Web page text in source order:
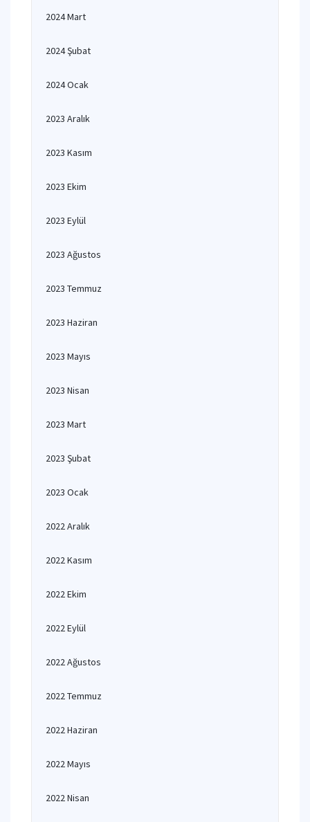
2024 Mart
2024 Şubat
2024 Ocak
2023 Aralık
2023 Kasım
2023 Ekim
2023 Eylül
2023 Ağustos
2023 Temmuz
2023 Haziran
2023 Mayıs
2023 Nisan
2023 Mart
2023 Şubat
2023 Ocak
2022 Aralık
2022 Kasım
2022 Ekim
2022 Eylül
2022 Ağustos
2022 Temmuz
2022 Haziran
2022 Mayıs
2022 Nisan